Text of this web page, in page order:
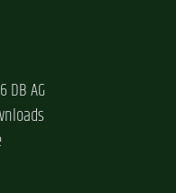
DB AG